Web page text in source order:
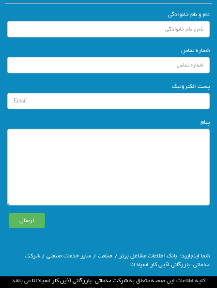
نام و نام خانوادگی
شماره تماس
پست الکترونیک
پیام
شما اينجاييد: بانك اطلاعات مشاغل برتر / صنعت / سایر خدمات صنعتی / شرکت
خدماتی-بازرگانی آذین کار اسپادانا
كليه اطلاعات اين صفحه متعلق بهشرکت خدماتی-بازرگانی آذین کار اسپادانامي باشد